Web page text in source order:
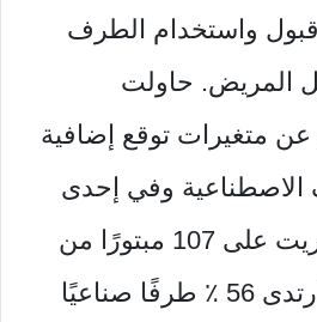
واستخدام الطرف
المريض. حاولت
متغيرات توقع إضافية
الاصطناعية وفي إحدى
الدراسات التي أجريت على 107 مبتورًا من
الأطراف العلوية، ارتدى 56 ٪ طرفًا صناعيًا